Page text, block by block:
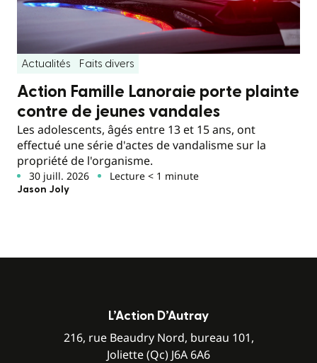
Actualités Faits divers
Action Famille Lanoraie porte plainte
contre de jeunes vandales
Les adolescents, âgés entre 13 et 15 ans, ont
effectué une série d'actes de vandalisme sur la
propriété de l'organisme.
30 juill. 2026 Lecture < 1 minute
Jason Joly
L’Action D’Autray
216, rue Beaudry Nord, bureau 101,
Joliette (Qc) J6A 6A6